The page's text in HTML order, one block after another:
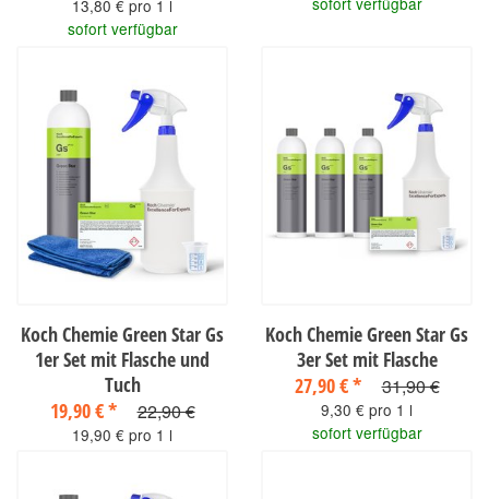
13,80 € pro 1 l
sofort verfügbar
Koch Chemie Green Star Gs
1er Set mit Flasche und
Tuch
19,90 €* 22,90 €
19,90 € pro 1 l
Koch Chemie Green Star Gs
3er Set mit Flasche
27,90 €* 31,90 €
9,30 € pro 1 l
sofort verfügbar